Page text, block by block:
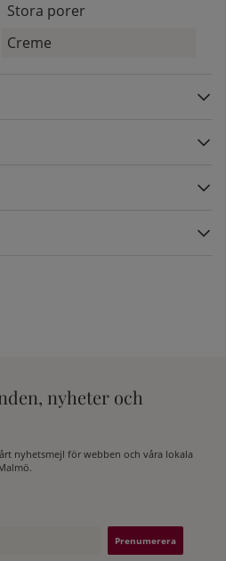
Stora porer
Creme
nyheter och
nyhetsmejl för webben och våra lokala
på: